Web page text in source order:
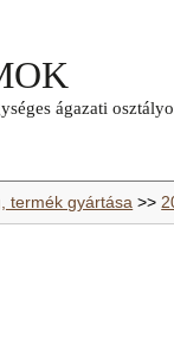
termék gyártása >>